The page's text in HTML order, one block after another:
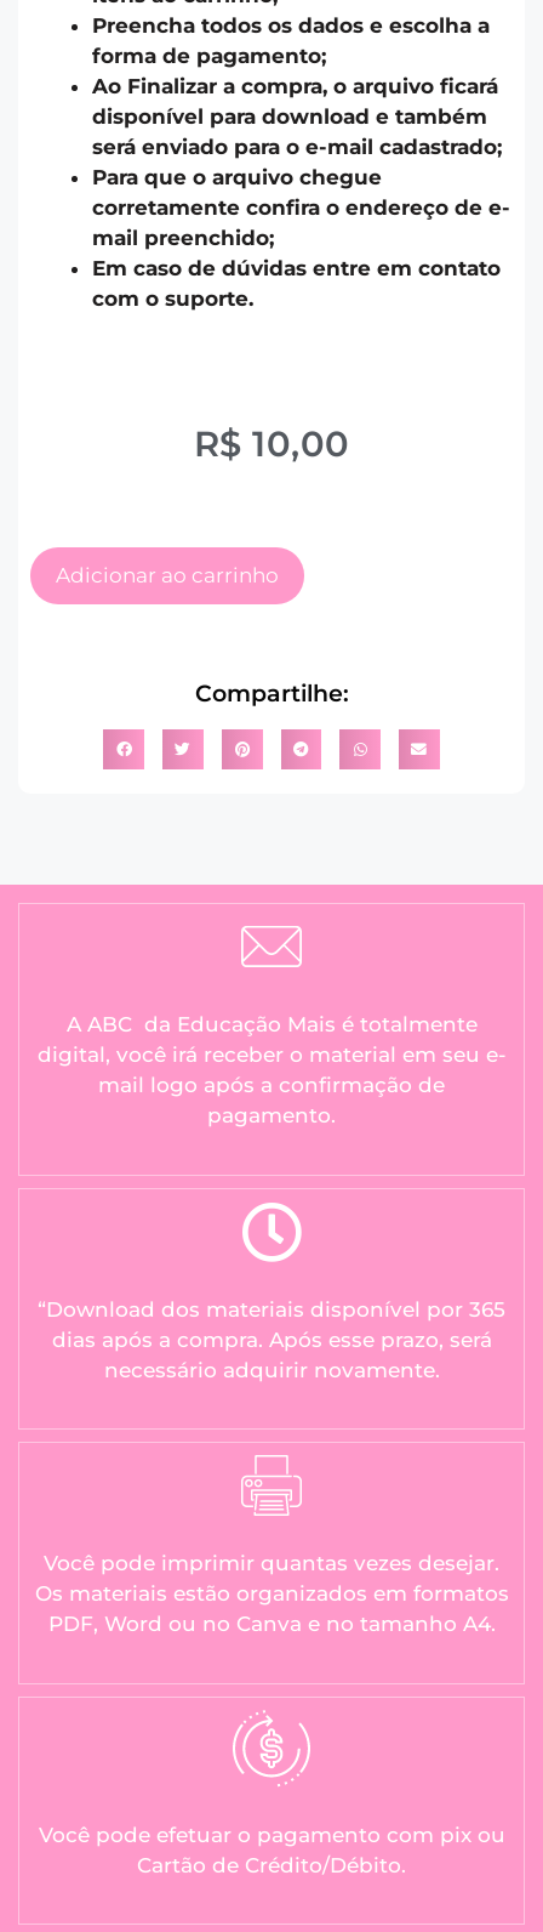
Preencha todos os dados e escolha a
forma de pagamento;
Ao Finalizar a compra, o arquivo ficará
disponível para download e também
será enviado para o e-mail cadastrado;
Para que o arquivo chegue
corretamente confira o endereço de e-
mail preenchido;
Em caso de dúvidas entre em contato
com o suporte.
R$ 10,00
Adicionar ao carrinho
Compartilhe:
A ABC da Educação Mais é totalmente
digital, você irá receber o material em seu e-
mail logo após a confirmação de
pagamento.
“Download dos materiais disponível por 365
dias após a compra. Após esse prazo, será
necessário adquirir novamente.
Você pode imprimir quantas vezes desejar.
Os materiais estão organizados em formatos
PDF, Word ou no Canva e no tamanho A4.
Você pode efetuar o pagamento com pix ou
Cartão de Crédito/Débito.